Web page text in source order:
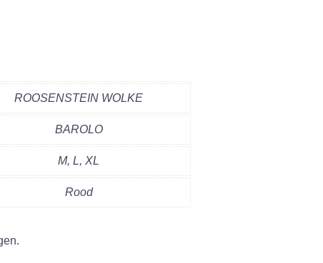
ROOSENSTEIN WOLKE
BAROLO
M, L, XL
Rood